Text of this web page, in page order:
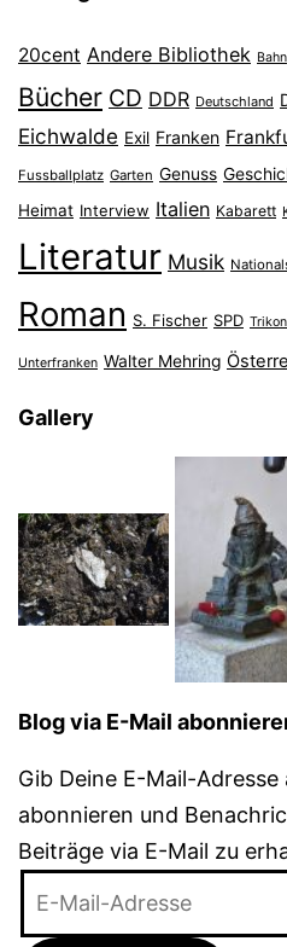
20cent Andere Bibliothek Bahn
Bücher CD DDR Deutschland
Eichwalde Exil Franken
Fussballplatz Garten Genuss
Heimat Interview Italien Kabarett
Literatur Musik
Roman S. Fischer SPD
Unterfranken Walter Mehring
Gallery
Blog via E-Mail
Gib Deine E-Mail-
abonnieren und
Beiträge via E-Mail zu